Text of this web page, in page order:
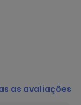
0001-
as avaliações